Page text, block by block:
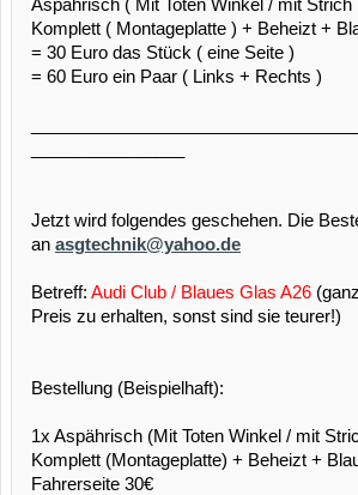
Aspährisch ( Mit Toten Winkel / mit Strich
Komplett ( Montageplatte ) + Beheizt +
= 30 Euro das Stück ( eine Seite )
= 60 Euro ein Paar ( Links + Rechts )
Jetzt wird folgendes geschehen. Die
an asgtechnik@yahoo.de
Betreff: Audi Club / Blaues Glas A26
Preis zu erhalten, sonst sind sie teurer!)
Bestellung (Beispielhaft):
1x Aspährisch (Mit Toten Winkel / mit
Komplett (Montageplatte) + Beheizt +
Fahrerseite 30€